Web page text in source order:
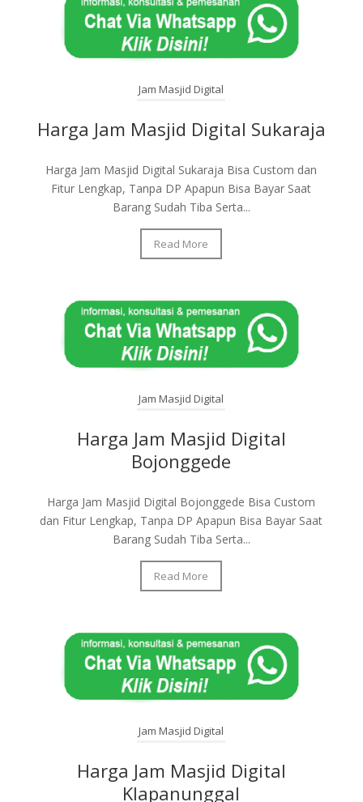
Jam Masjid Digital
Harga Jam Masjid Digital Sukaraja
Harga Jam Masjid Digital Sukaraja Bisa Custom dan
Fitur Lengkap, Tanpa DP Apapun Bisa Bayar Saat
Barang Sudah Tiba Serta...
Read More
Jam Masjid Digital
Harga Jam Masjid Digital
Bojonggede
Harga Jam Masjid Digital Bojonggede Bisa Custom
dan Fitur Lengkap, Tanpa DP Apapun Bisa Bayar Saat
Barang Sudah Tiba Serta...
Read More
Jam Masjid Digital
Harga Jam Masjid Digital
Klapanunggal